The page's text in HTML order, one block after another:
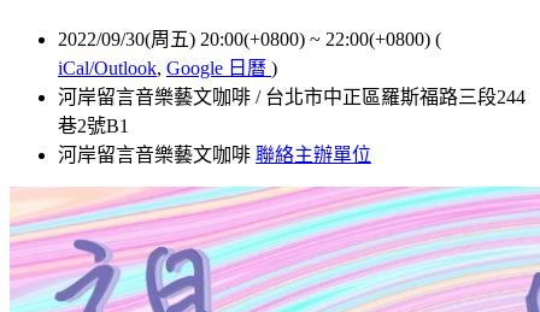
2022/09/30(周五) 20:00(+0800) ~ 22:00(+0800) (
iCal/Outlook, Google 日曆 )
河岸留言音樂藝文咖啡 / 台北市中正區羅斯福路三段244
巷2號B1
河岸留言音樂藝文咖啡 聯絡主辦單位